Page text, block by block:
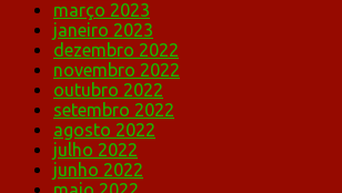
março 2023
janeiro 2023
dezembro 2022
novembro 2022
outubro 2022
setembro 2022
agosto 2022
julho 2022
junho 2022